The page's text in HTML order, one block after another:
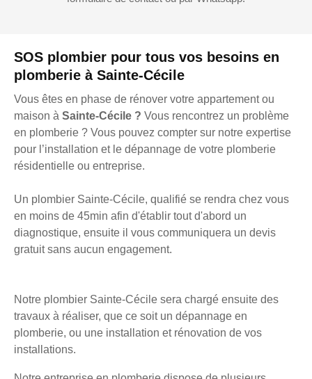
SOS plombier pour tous vos besoins en
plomberie à Sainte-Cécile
Vous êtes en phase de rénover votre appartement ou
maison à Sainte-Cécile ? Vous rencontrez un problème
en plomberie ? Vous pouvez compter sur notre expertise
pour l’installation et le dépannage de votre plomberie
résidentielle ou entreprise.
Un plombier Sainte-Cécile, qualifié se rendra chez vous
en moins de 45min afin d'établir tout d'abord un
diagnostique, ensuite il vous communiquera un devis
gratuit sans aucun engagement.
Notre plombier Sainte-Cécile sera chargé ensuite des
travaux à réaliser, que ce soit un dépannage en
plomberie, ou une installation et rénovation de vos
installations.